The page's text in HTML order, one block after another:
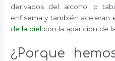
derivados del alcohol o
enfisema y también aceleran
de la piel con la aparición de
¿Porque